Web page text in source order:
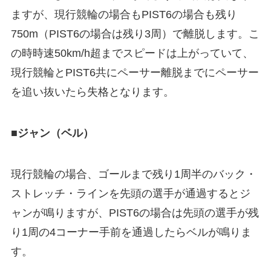
ますが、現行競輪の場合もPIST6の場合も残り
750m（PIST6の場合は残り3周）で離脱します。こ
の時時速50km/h超までスピードは上がっていて、
現行競輪とPIST6共にペーサー離脱までにペーサー
を追い抜いたら失格となります。
■ジャン（ベル）
現行競輪の場合、ゴールまで残り1周半のバック・
ストレッチ・ラインを先頭の選手が通過するとジ
ャンが鳴りますが、PIST6の場合は先頭の選手が残
り1周の4コーナー手前を通過したらベルが鳴りま
す。